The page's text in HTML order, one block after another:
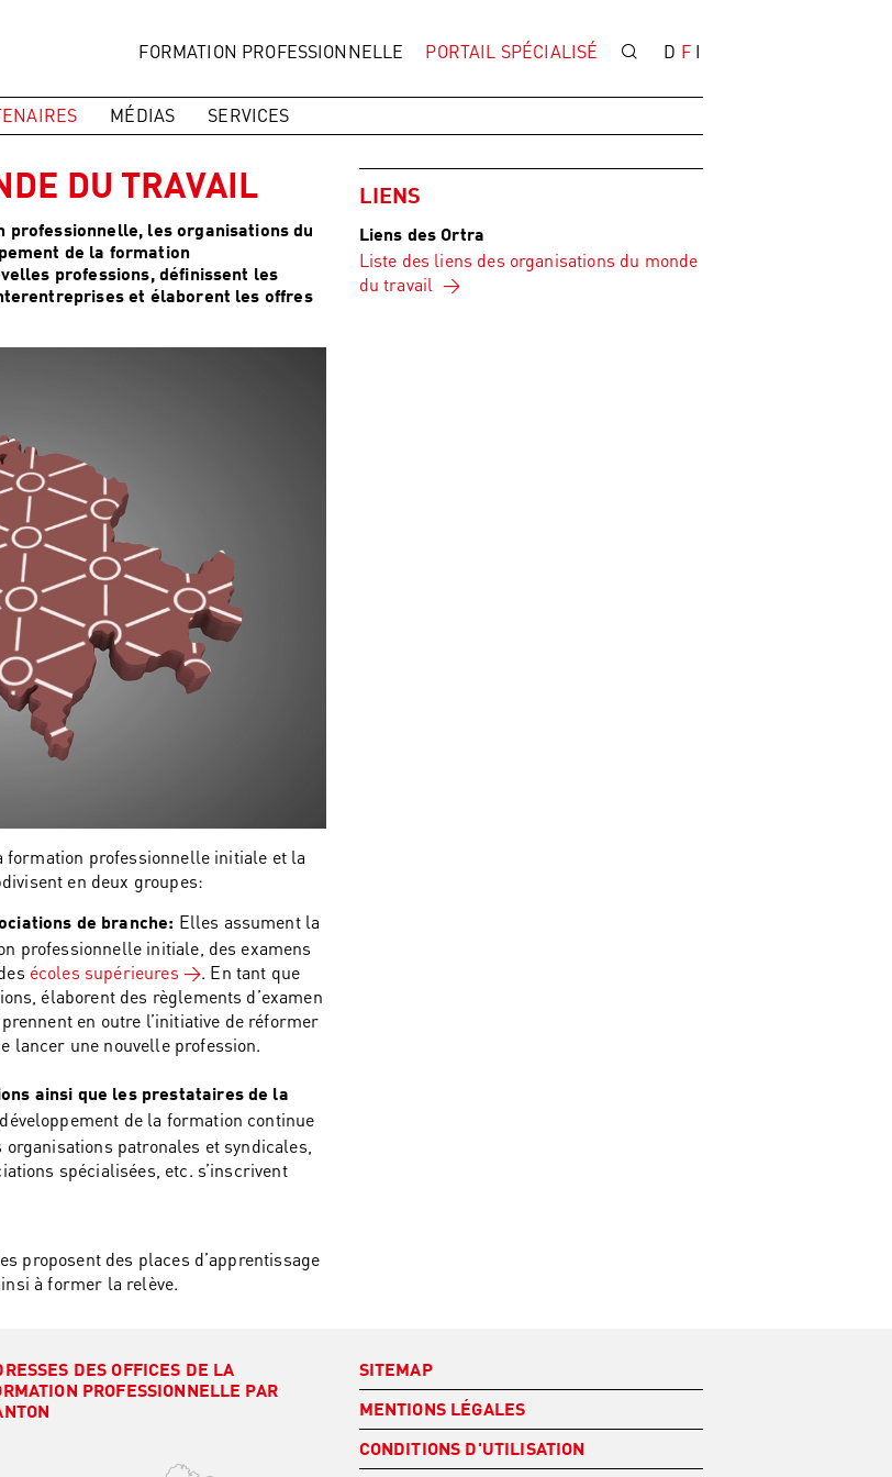
FORMATION PROFESSIONNELLE PORTAIL SPÉCIALISÉ D F I
MÉDIAS SERVICES
DU TRAVAIL
professionnelle, les organisations du
de la formation
professions, définissent les
et élaborent les offres
formation professionnelle initiale et la
en deux groupes:
de branche: Elles assument la
professionnelle initiale, des examens
écoles supérieures
. En tant que
élaborent des règlements d’examen
en outre l’initiative de réformer
lancer une nouvelle profession.
ainsi que les prestataires de la
de la formation continue
patronales et syndicales,
spécialisées, etc. s’inscrivent
proposent des places d’apprentissage
à former la relève.
LIENS
Liens des Ortra
Liste des liens des organisations du monde
du travail
DES OFFICES DE LA
PROFESSIONNELLE PAR
SITEMAP
MENTIONS LÉGALES
CONDITIONS D'UTILISATION